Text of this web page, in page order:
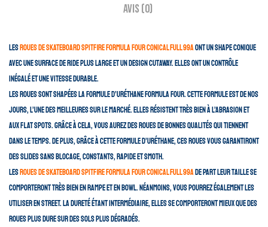
Avis (0)
Les roues de skateboard Spitfire Formula Four Conical Full 99Aont un shape conique
avec une surface de ride plus large et un design cutaway. Elles ont un contrôle
inégalé et une vitesse durable.
Les roues sont shapées la formule d’uréthane formula four. Cette formule est de nos
jours, l’une des meilleures sur le marché. Elles résistent très bien à l’abrasion et
aux flat spots. Grâce à cela, vous aurez des roues de bonnes qualités qui tiennent
dans le temps. De plus, grâce à cette formule d’uréthane, ces roues vous garantiront
des slides sans blocage, constants, rapide et smoth.
Les roues de skateboard Spitfire Formula Four Conical Full 99A de part leur taille se
comporteront très bien en rampe et en bowl. Néanmoins, vous pourrez également les
utiliser en street. La dureté étant intermédiaire, elles se comporteront mieux que des
roues plus dure sur des sols plus dégradés.